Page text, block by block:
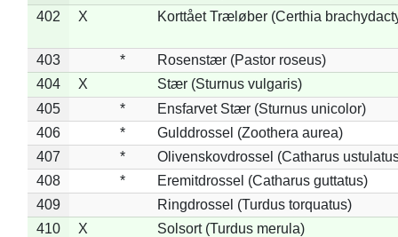
402
X Korttået Træløber (Certhia
403 *
Rosenstær (Pastor roseus)
404
X
Stær (Sturnus vulgaris)
405
*
Ensfarvet Stær (Sturnus unicolor)
406
*
Gulddrossel (Zoothera aurea)
407
*
Olivenskovdrossel (Catharus
408
*
Eremitdrossel (Catharus guttatus)
409
Ringdrossel (Turdus torquatus)
410
X
Solsort (Turdus merula)